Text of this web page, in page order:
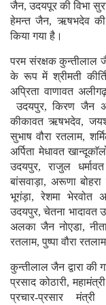
जैन, उदयपूर की विभा
हेमन्त जैन, ऋषभदेव की
किया गया है।
परम संरक्षक कुन्तीलाल
के रूप में श्रीमती
अप्रिता वाणावत
उदयपुर, किरण जैन
कीकावत ऋषभदेव,
सुभाष वौरा रतलाम,
अर्पिता मेधावत
उदयपुर, राजुल
बांसवाड़ा, अरूणा बोहरा
भूगंड़ा, रेशमा भेरवोत
उदयपुर, चेतना भादावत
अलका जैन नोएडा,
रतलाम, पुष्पा वौरा
कुन्तीलाल जैन द्वारा की
प्रसाद कोठारी,
प्रचार-प्रसार